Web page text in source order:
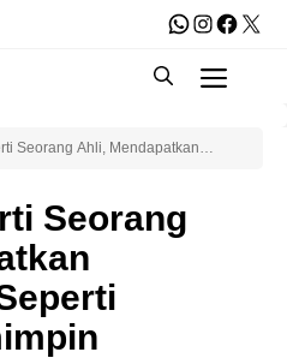
WhatsApp
X
Seorang Ahli, Mendapatkan
Seorang